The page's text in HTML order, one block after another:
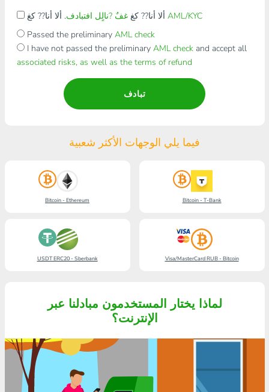
ألا أنا?? كغغفٌ ?نالٍل افتبادف
AML/KYC
Passed the preliminary AML check
I have not passed the preliminary AML checkand accept all
associated risks, as well as the terms of refund
تبادف
فيما يلي الوجهات الأكثر شعبية
Bitcoin - Ethereum Bitcoin - T-Bank
USDT ERC20 - Sberbank Visa/MasterCard RUB - Bitcoin
لماذا يختار المستخدمون مبادلنا عبر
الإنترنت؟